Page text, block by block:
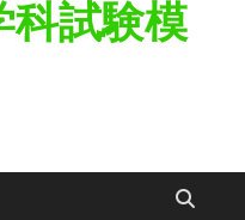
科試験模